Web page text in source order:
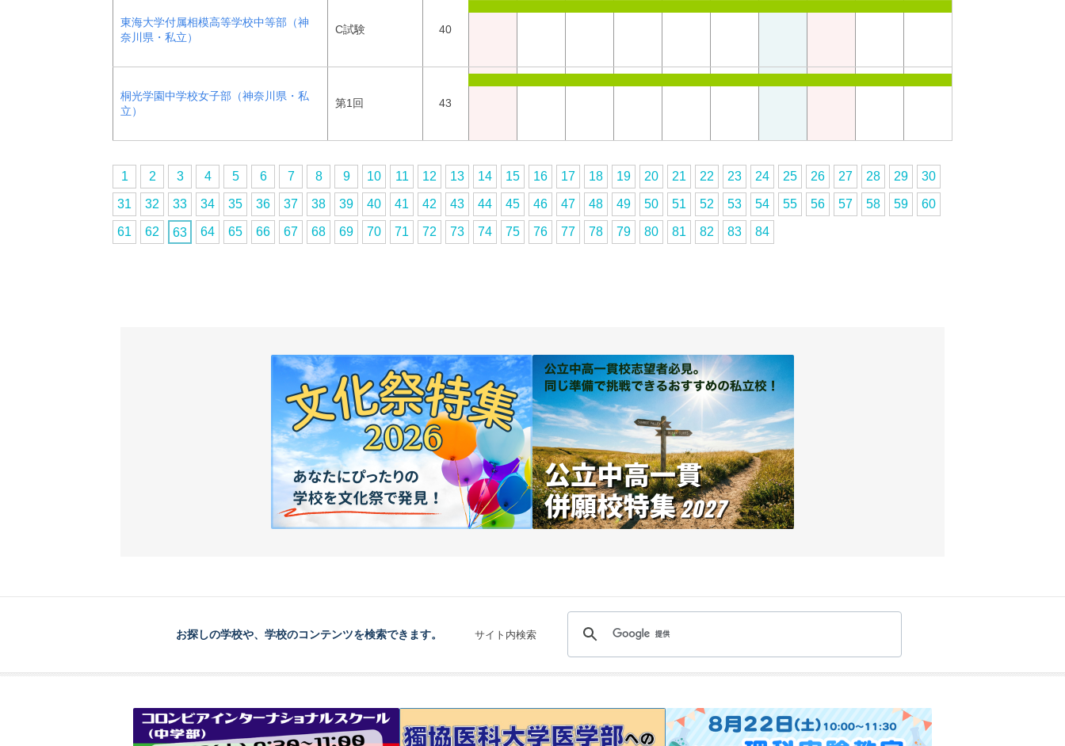
東海大学付属相模高等学校中等部（神
奈川県・私立）
C試験 40
桐光学園中学校女子部（神奈川県・私
立）
第1回 43
1 2 3 4 5 6 7 8 9 10 11 12 13 14 15 16 17 18 19 20 21 22 23 24 25 26 27 28 29 30
31 32 33 34 35 36 37 38 39 40 41 42 43 44 45 46 47 48 49 50 51 52 53 54 55 56 57 58 59 60
61 62 63 64 65 66 67 68 69 70 71 72 73 74 75 76 77 78 79 80 81 82 83 84
お探しの学校や、学校のコンテンツを検索できます。 サイト内検索